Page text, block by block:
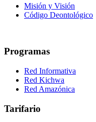
Misión y Visión
Código Deontológico
Programas
Red Informativa
Red Kichwa
Red Amazónica
Tarifario